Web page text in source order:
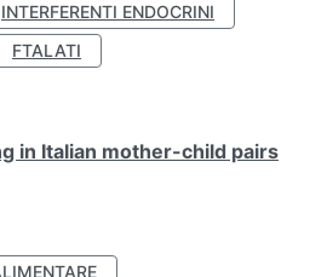
INTERFERENTI ENDOCRINI
FTALATI
in Italian mother-child pairs